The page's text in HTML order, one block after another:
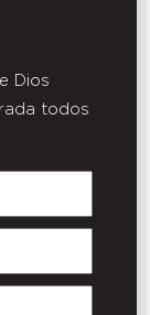
Dios
todos